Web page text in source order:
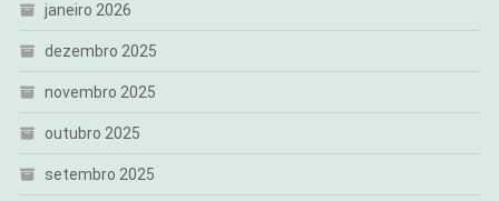
janeiro 2026
dezembro 2025
novembro 2025
outubro 2025
setembro 2025